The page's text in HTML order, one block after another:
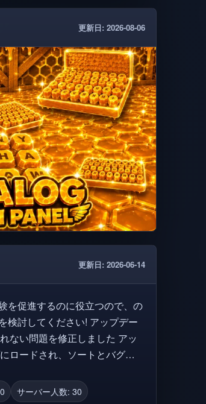
更新日: 2026-08-06
更新日: 2026-06-14
を促進するのに役立つので、の
ください! アップデー
ない問題を修正しました アッ
ロードされ、ソートとバグが
造性と想像力を生かすことが
サーバー人数: 30